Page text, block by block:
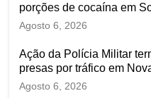
porções de cocaína em
Agosto 6, 2026
Ação da Polícia Militar
presas por tráfico em
Agosto 6, 2026